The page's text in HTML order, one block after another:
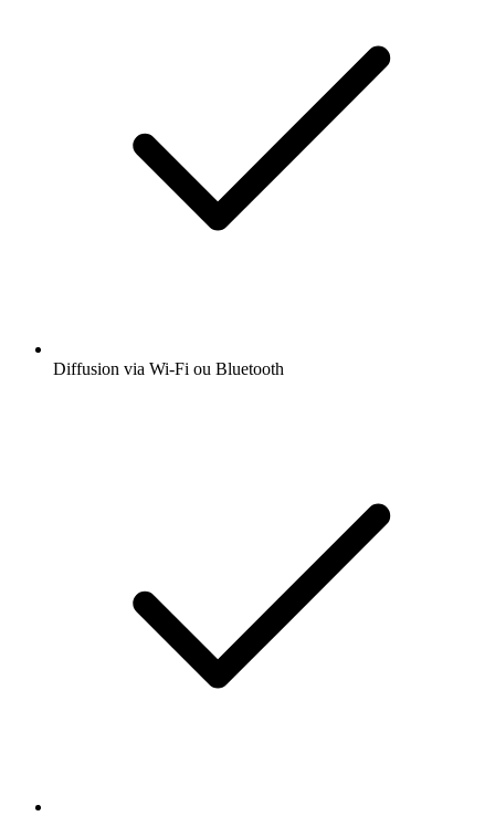
Diffusion via Wi-Fi ou Bluetooth